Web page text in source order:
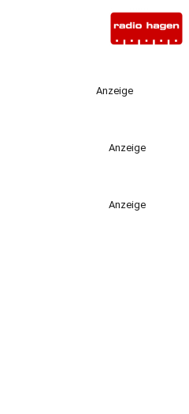
Anzeige
Anzeige
Anzeige